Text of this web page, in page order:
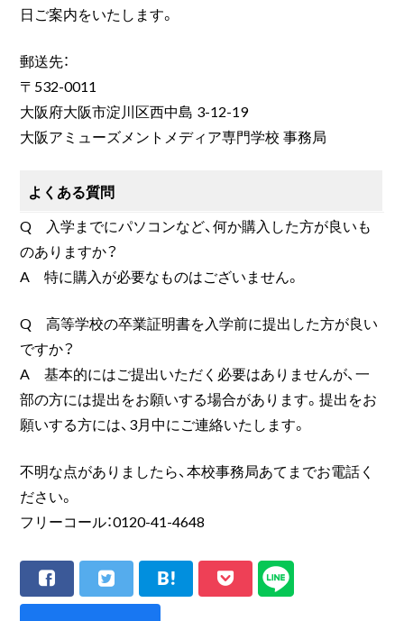
日ご案内をいたします。
郵送先：
〒532-0011
大阪府大阪市淀川区西中島 3-12-19
大阪アミューズメントメディア専門学校 事務局
よくある質問
Q 入学までにパソコンなど、何か購入した方が良いも
のありますか？
A 特に購入が必要なものはございません。
Q 高等学校の卒業証明書を入学前に提出した方が良い
ですか？
A 基本的にはご提出いただく必要はありませんが、一
部の方には提出をお願いする場合があります。提出をお
願いする方には、3月中にご連絡いたします。
不明な点がありましたら、本校事務局あてまでお電話く
ださい。
フリーコール：0120-41-4648